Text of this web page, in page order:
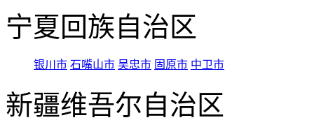
宁夏回族自治区
银川市 石嘴山市 吴忠市 固原市 中卫市
新疆维吾尔自治区